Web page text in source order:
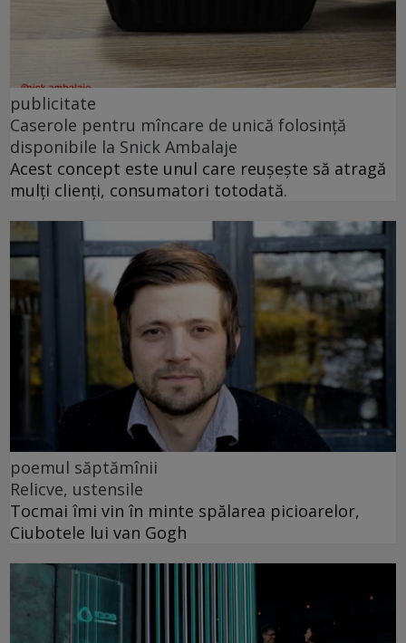
publicitate
Caserole pentru mîncare de unică folosință
disponibile la Snick Ambalaje
Acest concept este unul care reușește să atragă
mulți clienți, consumatori totodată.
poemul săptămînii
Relicve, ustensile
Tocmai îmi vin în minte spălarea picioarelor,
Ciubotele lui van Gogh